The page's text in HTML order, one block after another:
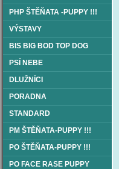
PHP ŠTĚŇATA -PUPPY !!!
VÝSTAVY
BIS BIG BOD TOP DOG
PSÍ NEBE
DLUŽNÍCI
PORADNA
STANDARD
PM ŠTĚŇATA-PUPPY !!!
PO ŠTĚŇATA-PUPPY !!!
PO FACE RASE PUPPY